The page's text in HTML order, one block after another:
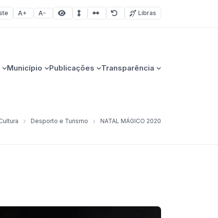
Aumentar fonte
Diminuir fonteÁrea selecionada
Espaçamento de linha
Espaço dos caracteres
RedefinirLibras
Município Publicações Transparência
Desporto e Turismo NATAL MÁGICO 2020